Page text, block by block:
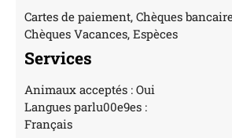
Cartes de paiement, Chèques
Chèques Vacances, Espèces
Services
Animaux acceptés : Oui
Langues parlu00e9es :
Français